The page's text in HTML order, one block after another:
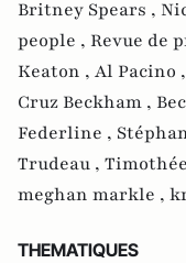
Britney Spears ,
people , Revue de
Keaton , Al Pacino ,
Cruz Beckham ,
Federline ,
Trudeau ,
meghan markle ,
THEMATIQUES